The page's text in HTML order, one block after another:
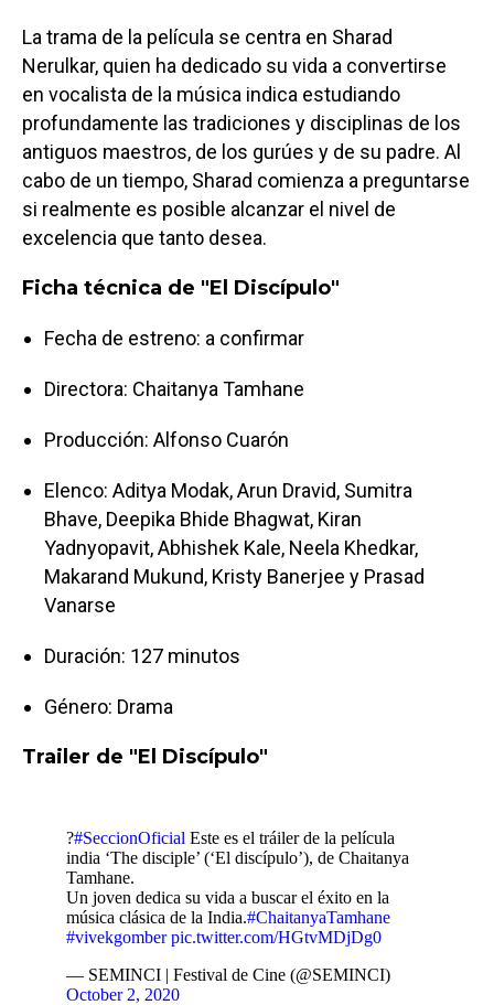
La trama de la película se centra en Sharad
Nerulkar, quien ha dedicado su vida a convertirse
en vocalista de la música indica estudiando
profundamente las tradiciones y disciplinas de los
antiguos maestros, de los gurúes y de su padre. Al
cabo de un tiempo, Sharad comienza a preguntarse
si realmente es posible alcanzar el nivel de
excelencia que tanto desea.
Ficha técnica de "El Discípulo"
Fecha de estreno: a confirmar
Directora: Chaitanya Tamhane
Producción: Alfonso Cuarón
Elenco: Aditya Modak, Arun Dravid, Sumitra
Bhave, Deepika Bhide Bhagwat, Kiran
Yadnyopavit, Abhishek Kale, Neela Khedkar,
Makarand Mukund, Kristy Banerjee y Prasad
Vanarse
Duración: 127 minutos
Género: Drama
Trailer de "El Discípulo"
?#SeccionOficial Este es el tráiler de la película
india ‘The disciple’ (‘El discípulo’), de Chaitanya
Tamhane.
Un joven dedica su vida a buscar el éxito en la
música clásica de la India.#ChaitanyaTamhane
#vivekgomber pic.twitter.com/HGtvMDjDg0
— SEMINCI | Festival de Cine (@SEMINCI)
October 2, 2020